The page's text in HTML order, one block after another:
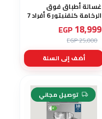
غسالة أطباق فوق
الرخامة كلفنيتور 6 أفراد 7
برامج ديجيتال تعمل
3604G
18,999
EGP
25,000 EGP
أضف إلى السلة
-25%
توصيل مجاني